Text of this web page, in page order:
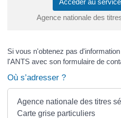
Accéder au
Agence nationale des
Si vous n'obtenez pas
l'ANTS avec son formulaire de
Où s’adresser ?
Agence nationale des titres
Carte grise particuliers